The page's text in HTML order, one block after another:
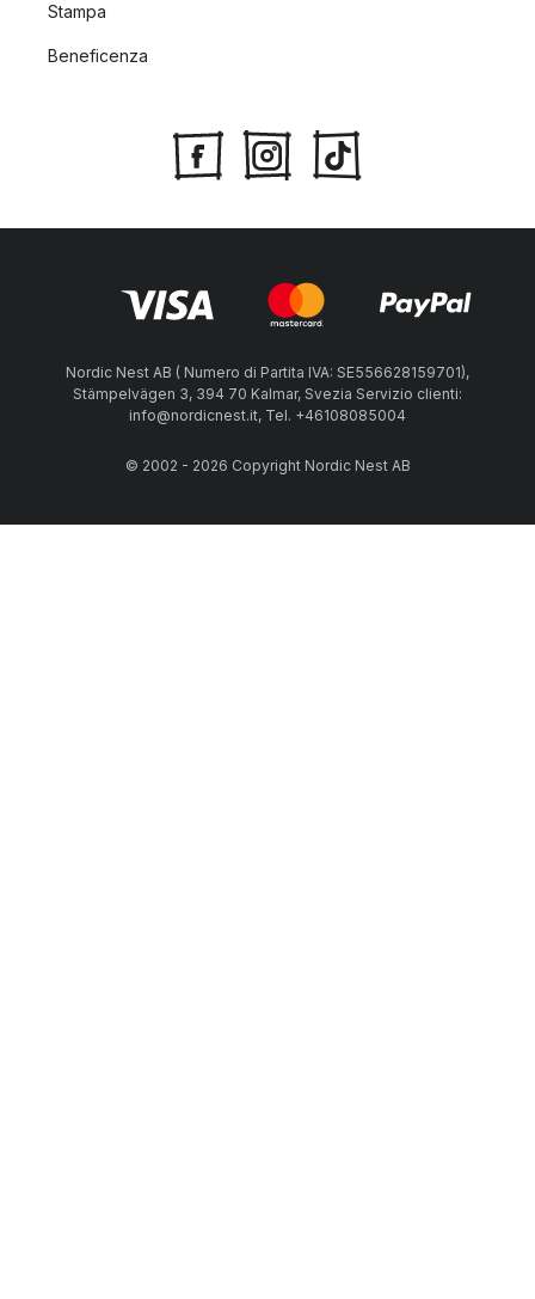
Stampa
Beneficenza
Nordic Nest AB ( Numero di Partita IVA: SE556628159701),
Stämpelvägen 3, 394 70 Kalmar, Svezia Servizio clienti:
info@nordicnest.it, Tel. +46108085004
© 2002 - 2026 Copyright Nordic Nest AB